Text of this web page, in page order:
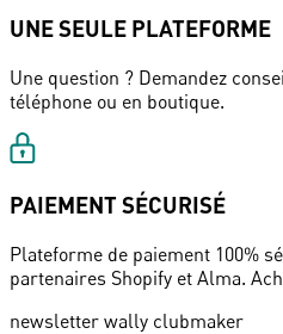
UNE SEULE PLATEFORME
Une question ? Demandez
téléphone ou en boutique.
PAIEMENT SÉCURISÉ
Plateforme de paiement 100%
partenaires Shopify et Alma.
newsletter wally clubmaker